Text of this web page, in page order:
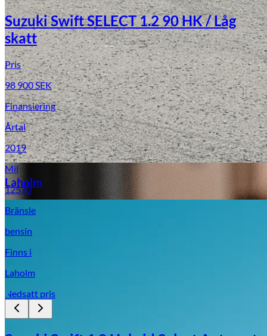
Laholm
Suzuki Swift SELECT 1.2 90 HK / Låg
skatt
Pris
98 900SEK
Finansiering
Årtal
2019
Mil
12570
Bränsle
bensin
Finns i
Laholm
Nedsatt pris